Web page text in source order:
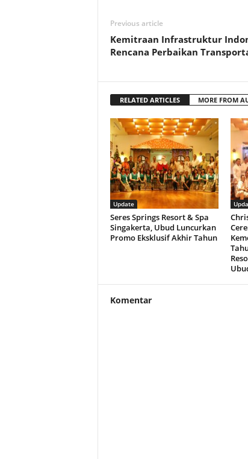
Previous article
Kemitraan Infrastruktur
Rencana Perbaikan
RELATED ARTICLES MORE FROM
Update
Seres Springs Resort & Spa
Singakerta, Ubud Luncurkan
Promo Eksklusif Akhir Tahun
Komentar